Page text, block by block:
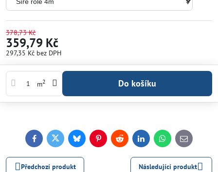
378,73 Kč
359,79 Kč
297,35 Kč bez DPH
m2 Do košíku
FacebookTwitterBlueskyPinterestReddit LinkedInWhatsApp
E-
mail
Předchozí produkt Následující produkt